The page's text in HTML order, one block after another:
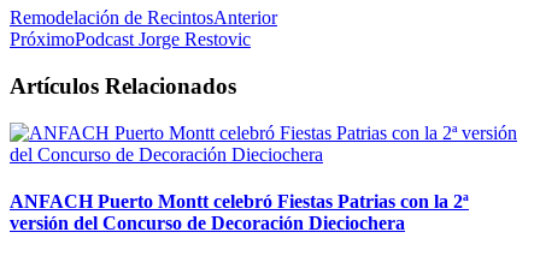
Remodelación de RecintosAnterior
PróximoPodcast Jorge Restovic
Artículos Relacionados
ANFACH Puerto Montt celebró Fiestas Patrias con la 2ª
versión del Concurso de Decoración Dieciochera